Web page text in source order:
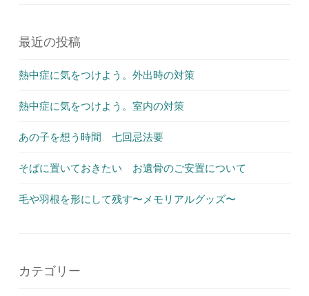
最近の投稿
熱中症に気をつけよう。外出時の対策
熱中症に気をつけよう。室内の対策
あの子を想う時間 七回忌法要
そばに置いておきたい お遺骨のご安置について
毛や羽根を形にして残す〜メモリアルグッズ〜
カテゴリー